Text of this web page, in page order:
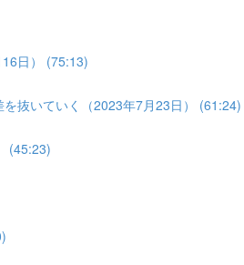
日） (75:13)
抜いていく（2023年7月23日） (61:24)
(45:23)